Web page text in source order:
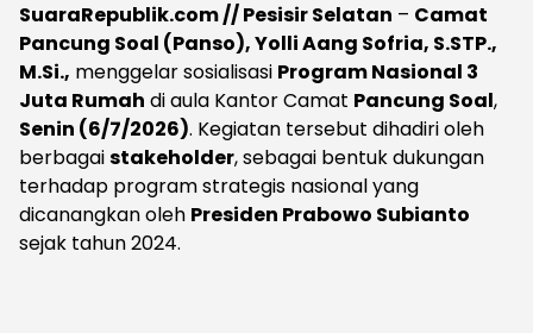
SuaraRepublik.com // Pesisir Selatan – Camat
Pancung Soal (Panso), Yolli Aang Sofria, S.STP.,
M.Si., menggelar sosialisasi Program Nasional 3
Juta Rumah di aula Kantor Camat Pancung Soal,
Senin (6/7/2026). Kegiatan tersebut dihadiri oleh
berbagaistakeholder, sebagai bentuk dukungan
terhadap program strategis nasional yang
dicanangkan oleh Presiden Prabowo Subianto
sejak tahun 2024.